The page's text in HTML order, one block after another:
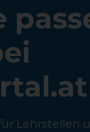
Lehrstellen